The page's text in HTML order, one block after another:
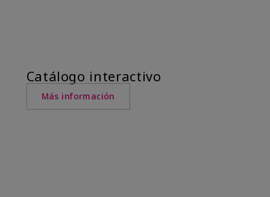
Catálogo interactivo
Más información